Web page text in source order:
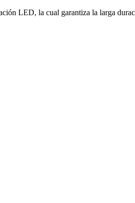
LED, la cual garantiza la larga